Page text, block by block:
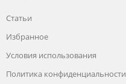
Статьи
Избранное
Условия использования
Политика конфиденциальности